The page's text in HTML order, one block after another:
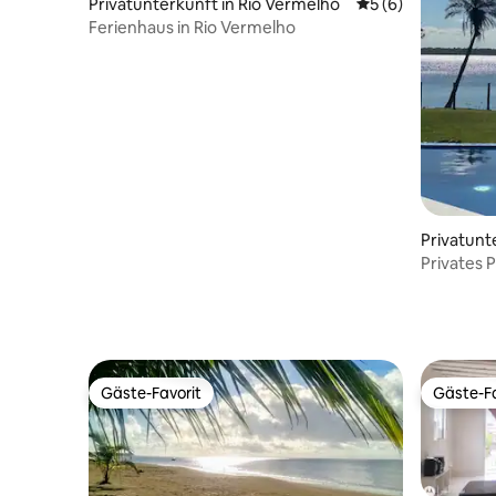
Ferienhaus in Rio Vermelho
Privates
Gäste-Favorit
Gäste-Favorit Gäste-
Gäste-